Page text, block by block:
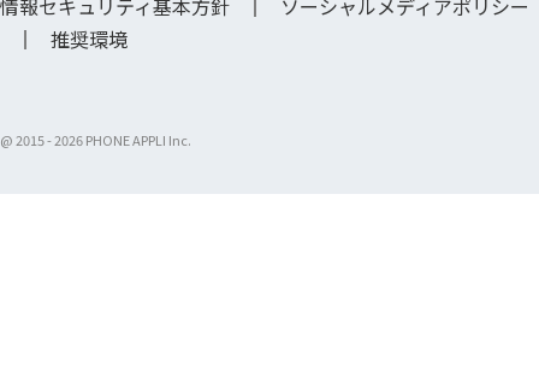
情報セキュリティ基本方針
ソーシャルメディアポリシー
推奨環境
@ 2015 -2026 PHONE APPLI Inc.